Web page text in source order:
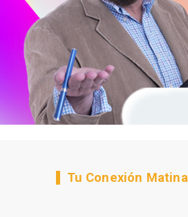
Tu Conexión Matinal